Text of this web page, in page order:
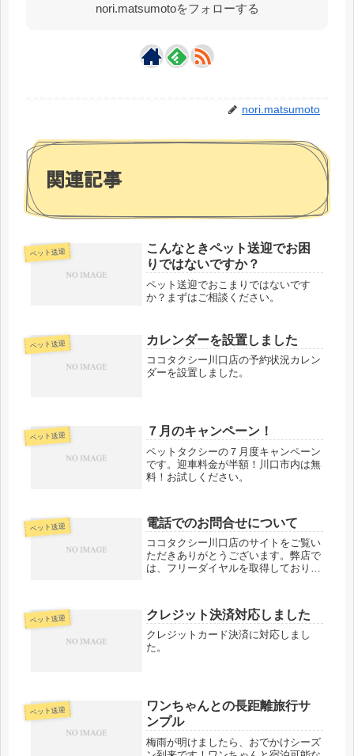
nori.matsumotoをフォローする
nori.matsumoto
関連記事
ペット送迎
こんなときペット送迎でお困
りではないですか？
ペット送迎でおこまりではないです
か？まずはご相談ください。
ペット送迎 カレンダーを設置しました
ココタクシー川口店の予約状況カレン
ダーを設置しました。
ペット送迎 ７月のキャンペーン！
ペットタクシーの７月度キャンペーン
です。迎車料金が半額！川口市内は無
料！お試しください。
ペット送迎 電話でのお問合せについて
ココタクシー川口店のサイトをご覧い
ただきありがとうございます。弊店で
は、フリーダイヤルを取得しており、
い事が多々ありまして、番号非通知の
お客様へ折り返せないことがありま
す。...
ペット送迎 クレジット決済対応しました
クレジットカード決済に対応しまし
た。
ペット送迎
ワンちゃんとの長距離旅行サ
ンプル
梅雨が明けましたら、おでかけシーズ